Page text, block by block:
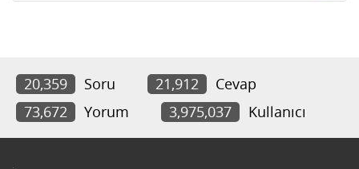
20,359 Soru 21,912
Cevap
73,672
Yorum 3,975,037 Kullanıcı